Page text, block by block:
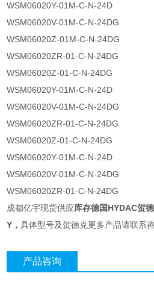
WSM06020Y-01M-C-N-24D
WSM06020V-01M-C-N-24DG
WSM06020Z-01M-C-N-24DG
WSM06020ZR-01-C-N-24DG
WSM06020Z-01-C-N-24DG
WSM06020Y-01M-C-N-24D
WSM06020V-01M-C-N-24DG
WSM06020ZR-01-C-N-24DG
WSM06020Z-01-C-N-24DG
WSM06020Y-01M-C-N-24D
WSM06020V-01M-C-N-24DG
WSM06020ZR-01-C-N-24DG
成都亿宇现货供应库存德国HYDAC贺
Y ​，具体型号及贺德克更多产品请联系咨
产品咨询